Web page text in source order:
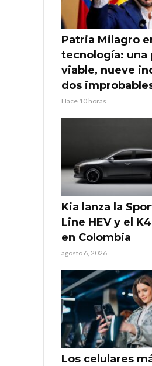
Patria Milagro
tecnología: una
viable, nueve
dos
Hace 10 horas
Kia lanza la
Line HEV y el
en Colombia
agosto 6, 2026
Los celulares